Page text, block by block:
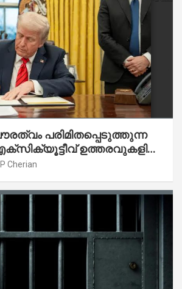
പരിമിതപ്പെടുത്തുന്ന
ഉത്തരവുകളിൽ
Cherian